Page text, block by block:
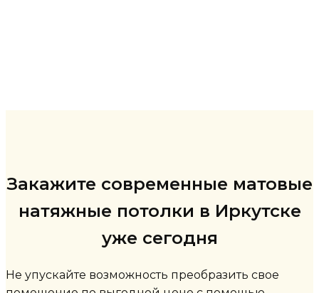
Закажите современные матовые
натяжные потолки в Иркутске
уже сегодня
Не упускайте возможность преобразить свое